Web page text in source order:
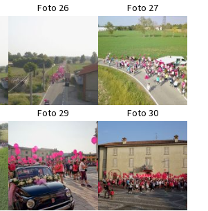
Foto 26 Foto 27
Foto 29 Foto 30